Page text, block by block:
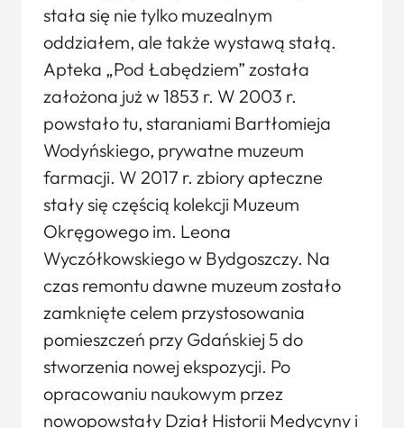
stała się nie tylko muzealnym
oddziałem, ale także wystawą stałą.
Apteka „Pod Łabędziem” została
założona już w 1853 r. W 2003 r.
powstało tu, staraniami Bartłomieja
Wodyńskiego, prywatne muzeum
farmacji. W 2017 r. zbiory apteczne
stały się częścią kolekcji Muzeum
Okręgowego im. Leona
Wyczółkowskiego w Bydgoszczy. Na
czas remontu dawne muzeum zostało
zamknięte celem przystosowania
pomieszczeń przy Gdańskiej 5 do
stworzenia nowej ekspozycji. Po
opracowaniu naukowym przez
nowopowstały Dział Historii Medycyny i